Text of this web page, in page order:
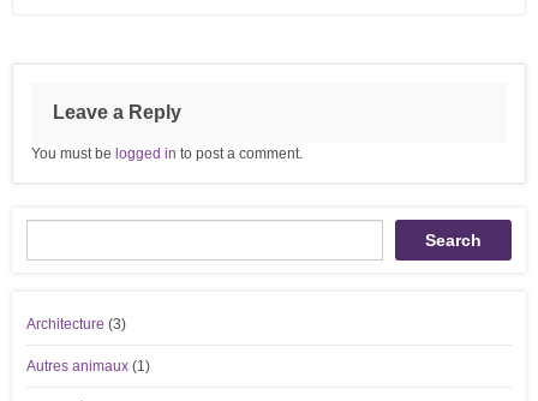
Leave a Reply
You must be logged in to post a comment.
Search
Architecture (3)
Autres animaux (1)